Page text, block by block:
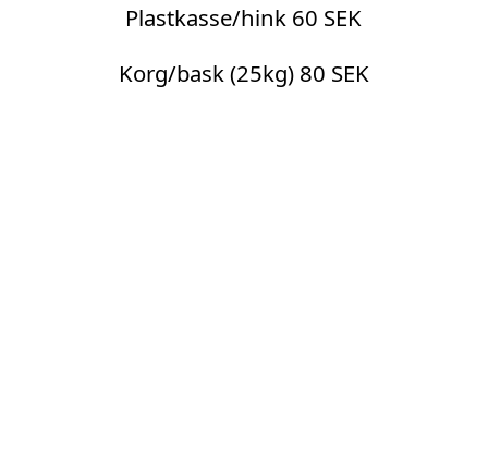
Plastkasse/hink 60 SEK
Korg/bask (25kg) 80 SEK